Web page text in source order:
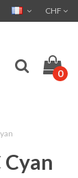
CHF
0